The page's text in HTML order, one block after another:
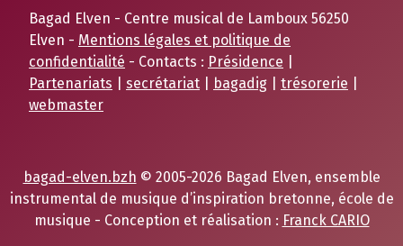
Bagad Elven - Centre musical de Lamboux 56250
Elven - Mentions légales et politique de
confidentialité - Contacts : Présidence
Partenariats
secrétariat bagadig trésorerie
webmaster
bagad-elven.bzh © 2005-2026 Bagad Elven, ensemble
instrumental de musique d’inspiration bretonne, école de
musique - Conception et réalisation : Franck CARIO